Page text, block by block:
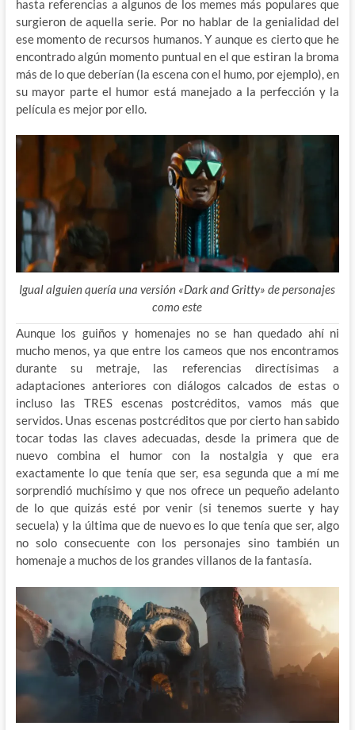
hasta referencias a algunos de los memes más populares que
surgieron de aquella serie. Por no hablar de la genialidad del
ese momento de recursos humanos. Y aunque es cierto que he
encontrado algún momento puntual en el que estiran la broma
más de lo que deberían (la escena con el humo, por ejemplo), en
su mayor parte el humor está manejado a la perfección y la
película es mejor por ello.
Igual alguien quería una versión «Dark and Gritty» de personajes
como este
Aunque los guiños y homenajes no se han quedado ahí ni
mucho menos, ya que entre los cameos que nos encontramos
durante su metraje, las referencias directísimas a
adaptaciones anteriores con diálogos calcados de estas o
incluso las TRES escenas postcréditos, vamos más que
servidos. Unas escenas postcréditos que por cierto han sabido
tocar todas las claves adecuadas, desde la primera que de
nuevo combina el humor con la nostalgia y que era
exactamente lo que tenía que ser, esa segunda que a mí me
sorprendió muchísimo y que nos ofrece un pequeño adelanto
de lo que quizás esté por venir (si tenemos suerte y hay
secuela) y la última que de nuevo es lo que tenía que ser, algo
no solo consecuente con los personajes sino también un
homenaje a muchos de los grandes villanos de la fantasía.